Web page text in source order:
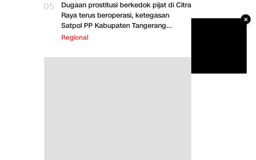
05
Dugaan prostitusi berkedok pijat di Citra
Raya terus beroperasi, ketegasan
Satpol PP Kabupaten Tangerang
dipertanyakan
Regional
×